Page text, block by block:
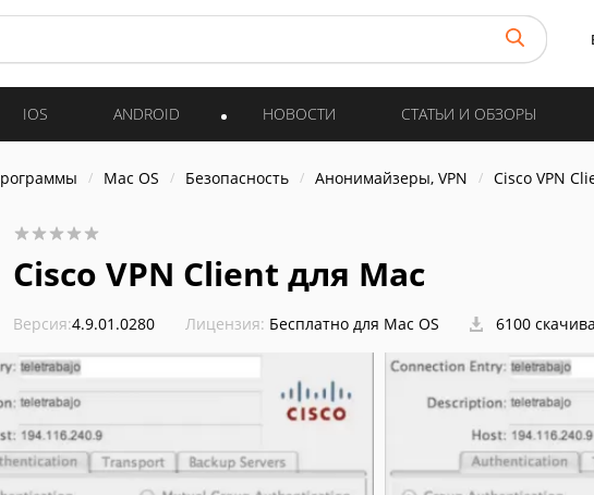
IOS ANDROID НОВОСТИ СТАТЬИ И ОБЗОРЫ
Mac OS Безопасность Анонимайзеры, VPN Cisco VPN
Cisco VPN Client для Mac
Версия:4.9.01.0280 Лицензия: Бесплатно для Mac OS 6100